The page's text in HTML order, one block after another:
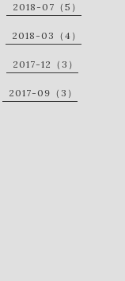
2018-07（5）
2018-03（4）
2017-12（3）
2017-09（3）